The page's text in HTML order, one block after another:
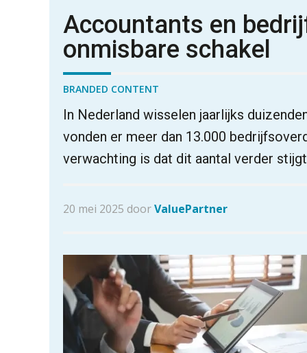
Accountants en
onmisbare schakel
BRANDED CONTENT
In Nederland wisselen jaarlijks
vonden er meer dan 13.000
verwachting is dat dit aantal verder
20 mei 2025 doorValuePartner